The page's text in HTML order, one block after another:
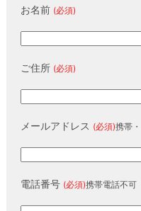
お名前 (必須)
ご住所 (必須)
メールアドレス (必須)携帯
電話番号 (必須)携帯電話不可